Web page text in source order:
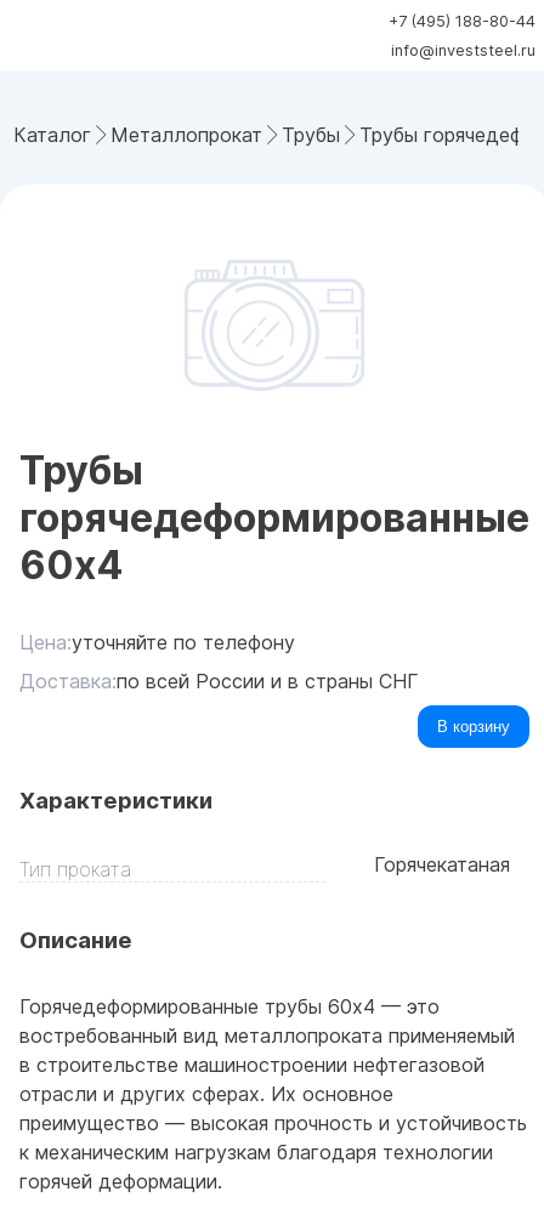
+7 (495) 188-80-44
info@investsteel.ru
Каталог Металлопрокат Трубы Трубы
Трубы
горячедеформированные
60x4
Цена:уточняйте по телефону
Доставка:по всей России и в страны СНГ
В корзину
Характеристики
Тип проката Горячекатаная
Описание
Горячедеформированные трубы 60x4 — это
востребованный вид металлопроката применяемый
в строительстве машиностроении нефтегазовой
отрасли и других сферах. Их основное
преимущество — высокая прочность и устойчивость
к механическим нагрузкам благодаря технологии
горячей деформации.